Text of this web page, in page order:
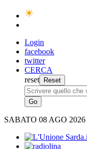
Login
facebook
twitter
CERCA
reset
SABATO 08 AGO 2026